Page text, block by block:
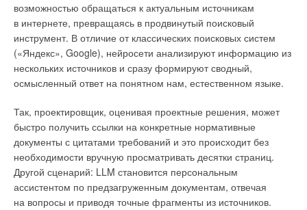
возможностью обращаться к актуальным источникам
в интернете, превращаясь в продвинутый поисковый
инструмент. В отличие от классических поисковых систем
(«Яндекс», Google), нейросети анализируют информацию из
нескольких источников и сразу формируют сводный,
осмысленный ответ на понятном нам, естественном языке.
Так, проектировщик, оценивая проектные решения, может
быстро получить ссылки на конкретные нормативные
документы с цитатами требований и это происходит без
необходимости вручную просматривать десятки страниц.
Другой сценарий: LLM становится персональным
ассистентом по предзагруженным документам, отвечая
на вопросы и приводя точные фрагменты из источников.